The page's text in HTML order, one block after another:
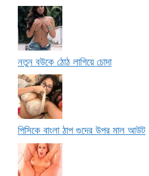
নতুন বউকে ঠোঠ লাগিয়ে চোদা
পিসিকে বাংলা ঠাপ গুদের উপর মাল আউট